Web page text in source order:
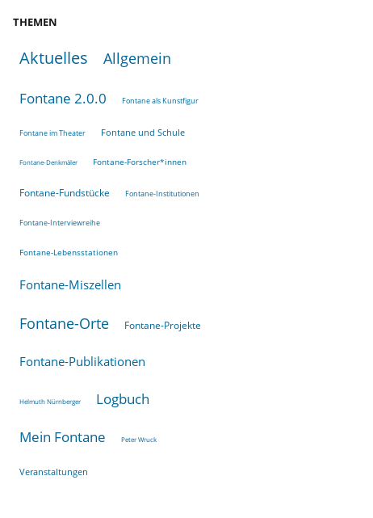
THEMEN
Aktuelles Allgemein
Fontane 2.0.0 Fontane als Kunstfigur
Fontane im Theater Fontane und Schule
Fontane-Denkmäler Fontane-Forscher*innen
Fontane-Fundstücke Fontane-Institutionen
Fontane-Interviewreihe
Fontane-Lebensstationen
Fontane-Miszellen
Fontane-Orte Fontane-Projekte
Fontane-Publikationen
Helmuth Nürnberger Logbuch
Mein Fontane Peter Wruck
Veranstaltungen